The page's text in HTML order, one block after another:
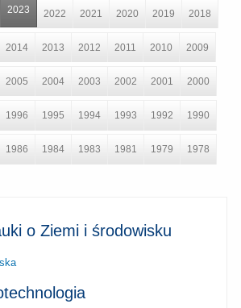
2023 2022 2021 2020 2019 2018
2014 2013 2012 2011 2010 2009
2005 2004 2003 2002 2001 2000
1996 1995 1994 1993 1992 1990
1986 1984 1983 1981 1979 1978
o Ziemi i środowisku